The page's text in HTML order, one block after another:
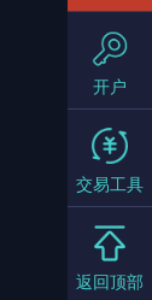
开户
交易工具
返回顶部